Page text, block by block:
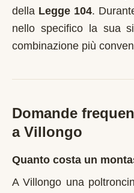
della Legge 104.
nello specifico la sua
combinazione più
Domande
a Villongo
Quanto costa un
A Villongo una